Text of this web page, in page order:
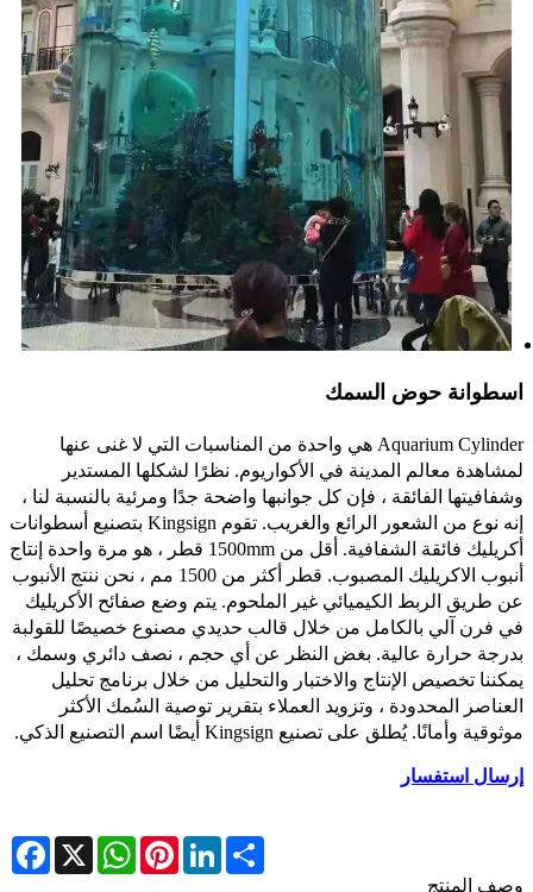
اسطوانة حوض السمك
Aquarium Cylinder هي واحدة من المناسبات التي لا غنى عنها
لمشاهدة معالم المدينة في الأكواريوم. نظرًا لشكلها المستدير
وشفافيتها الفائقة ، فإن كل جوانبها واضحة جدًا ومرئية بالنسبة لنا ،
إنه نوع من الشعور الرائع والغريب. تقوم Kingsign بتصنيع أسطوانات
أكريليك فائقة الشفافية. أقل من 1500mm قطر ، هو مرة واحدة إنتاج
أنبوب الاكريليك المصبوب. قطر أكثر من 1500 مم ، نحن ننتج الأنبوب
عن طريق الربط الكيميائي غير الملحوم. يتم وضع صفائح الأكريليك
في فرن آلي بالكامل من خلال قالب حديدي مصنوع خصيصًا للقولبة
بدرجة حرارة عالية. بغض النظر عن أي حجم ، نصف دائري وسمك ،
يمكننا تخصيص الإنتاج والاختبار والتحليل من خلال برنامج تحليل
العناصر المحدودة ، وتزويد العملاء بتقرير توصية السُمك الأكثر
موثوقية وأمانًا. يُطلق على تصنيع Kingsign أيضًا اسم التصنيع الذكي.
إرسال استفسار
X
WhatsAppPinterestLinkedIn Share
وصف المنتج